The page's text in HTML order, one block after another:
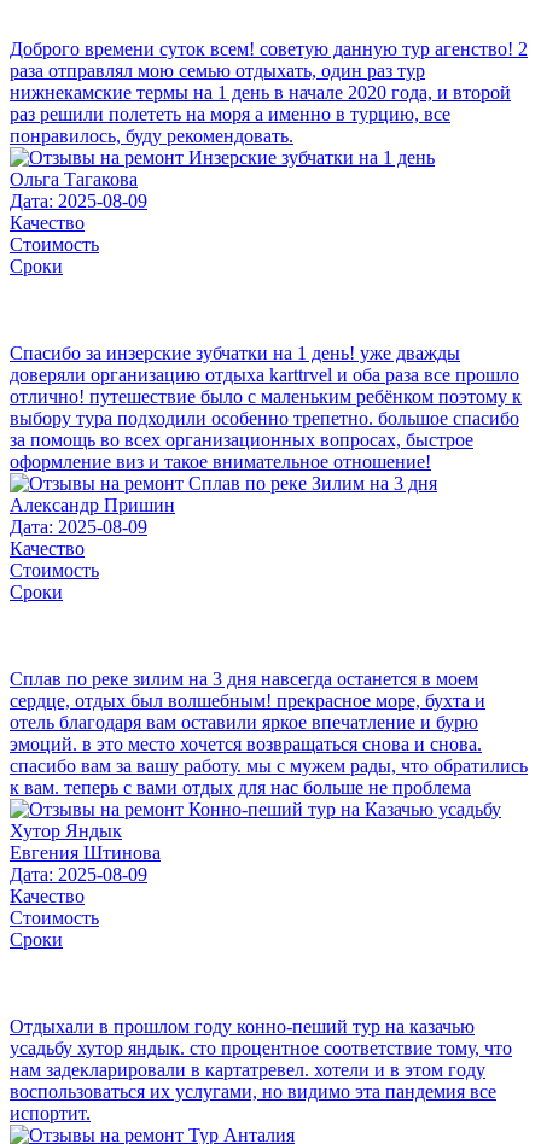
Доброго времени суток всем! советую данную тур агенство! 2
раза отправлял мою семью отдыхать, один раз тур
нижнекамские термы на 1 день в начале 2020 года, и второй
раз решили полететь на моря а именно в турцию, все
понравилось, буду рекомендовать.
Ольга Тагакова
Дата: 2025-08-09
Качество
Стоимость
Сроки
Спасибо за инзерские зубчатки на 1 день! уже дважды
доверяли организацию отдыха karttrvel и оба раза все прошло
отлично! путешествие было с маленьким ребёнком поэтому к
выбору тура подходили особенно трепетно. большое спасибо
за помощь во всех организационных вопросах, быстрое
оформление виз и такое внимательное отношение!
Александр Пришин
Дата: 2025-08-09
Качество
Стоимость
Сроки
Сплав по реке зилим на 3 дня навсегда останется в моем
сердце, отдых был волшебным! прекрасное море, бухта и
отель благодаря вам оставили яркое впечатление и бурю
эмоций. в это место хочется возвращаться снова и снова.
спасибо вам за вашу работу. мы с мужем рады, что обратились
к вам. теперь с вами отдых для нас больше не проблема
Евгения Штинова
Дата: 2025-08-09
Качество
Стоимость
Сроки
Отдыхали в прошлом году конно-пеший тур на казачью
усадьбу хутор яндык. сто процентное соответствие тому, что
нам задекларировали в картатревел. хотели и в этом году
воспользоваться их услугами, но видимо эта пандемия все
испортит.